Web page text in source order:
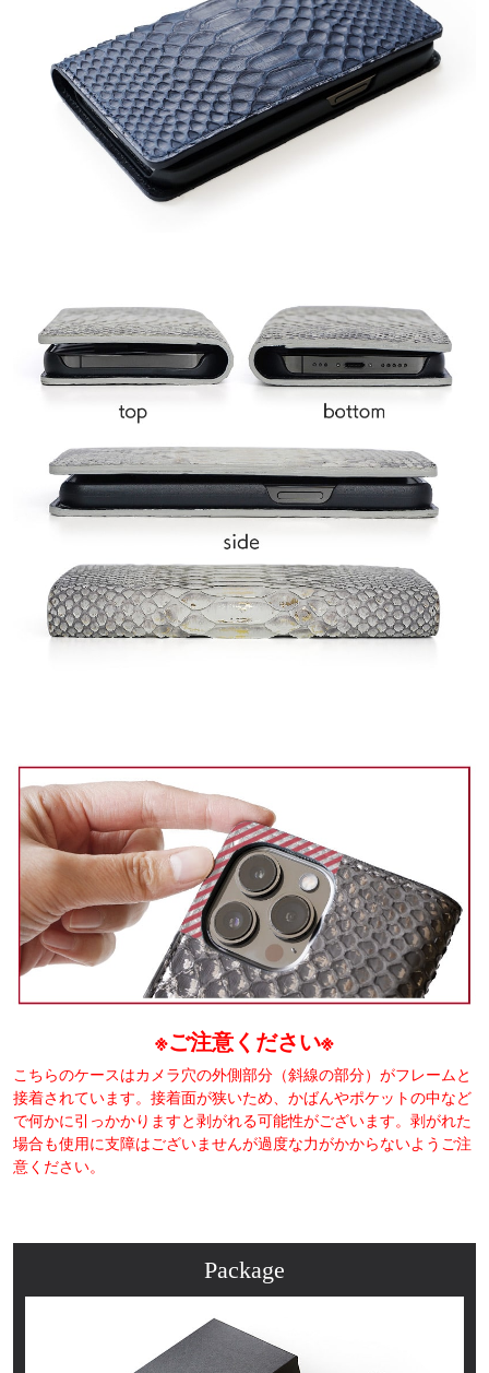
※ご注意ください※
こちらのケースはカメラ穴の外側部分（斜線の部分）がフレームと
接着されています。接着面が狭いため、かばんやポケットの中など
で何かに引っかかりますと剥がれる可能性がございます。剥がれた
場合も使用に支障はございませんが過度な力がかからないようご注
意ください。
Package